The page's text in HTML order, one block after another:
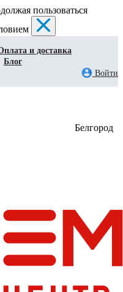
пользоваться
и доставка
Блог
Войти
Белгород